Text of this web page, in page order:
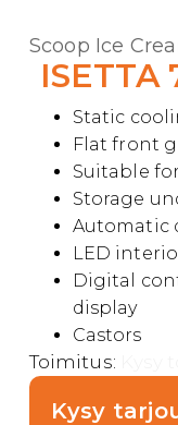
Scoop Ice
ISETTA
Static
Flat front
Suitable
Storage
Automatic
LED
Digital
display
Castors
Toimitus:
Kysy